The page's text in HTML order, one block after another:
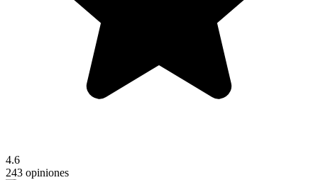
4.6
243 opiniones